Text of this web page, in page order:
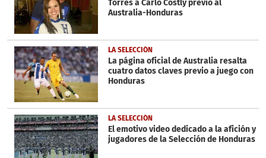
Torres a Carlo Costly previo al
Australia-Honduras
LA SELECCIÓN
La página oficial de Australia resalta
cuatro datos claves previo a juego con
Honduras
LA SELECCIÓN
El emotivo video dedicado a la afición y
jugadores de la Selección de Honduras